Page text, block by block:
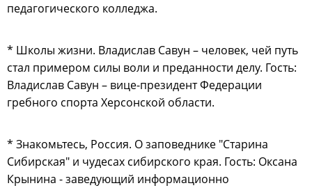
педагогического колледжа.
* Школы жизни. Владислав Савун – человек, чей путь
стал примером силы воли и преданности делу. Гость:
Владислав Савун – вице-президент Федерации
гребного спорта Херсонской области.
* Знакомьтесь, Россия. О заповеднике "Старина
Сибирская" и чудесах сибирского края. Гость: Оксана
Крынина - заведующий информационно